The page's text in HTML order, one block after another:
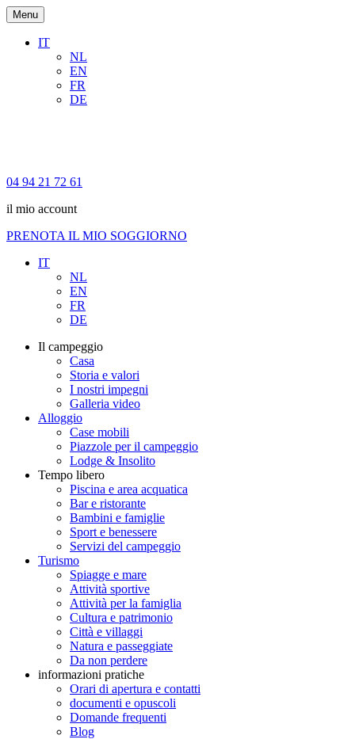
Menu
IT
NL
EN
FR
DE
04 94 21 72 61
il mio account
PRENOTA IL MIO SOGGIORNO
IT
NL
EN
FR
DE
Il campeggio
Casa
Storia e valori
I nostri impegni
Galleria video
Alloggio
Case mobili
Piazzole per il campeggio
Lodge & Insolito
Tempo libero
Piscina e area acquatica
Bar e ristorante
Bambini e famiglie
Sport e benessere
Servizi del campeggio
Turismo
Spiagge e mare
Attività sportive
Attività per la famiglia
Cultura e patrimonio
Città e villaggi
Natura e passeggiate
Da non perdere
informazioni pratiche
Orari di apertura e contatti
documenti e opuscoli
Domande frequenti
Blog